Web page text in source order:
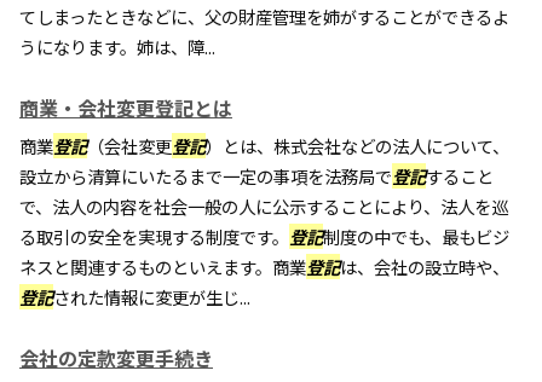
てしまったときなどに、父の財産管理を姉がすることができるよ
うになります。姉は、障...
商業・会社変更登記とは
商業登記（会社変更登記）とは、株式会社などの法人について、
設立から清算にいたるまで一定の事項を法務局で登記すること
で、法人の内容を社会一般の人に公示することにより、法人を巡
る取引の安全を実現する制度です。 登記制度の中でも、最もビジ
ネスと関連するものといえます。商業登記は、会社の設立時や、
登記された情報に変更が生じ...
会社の定款変更手続き